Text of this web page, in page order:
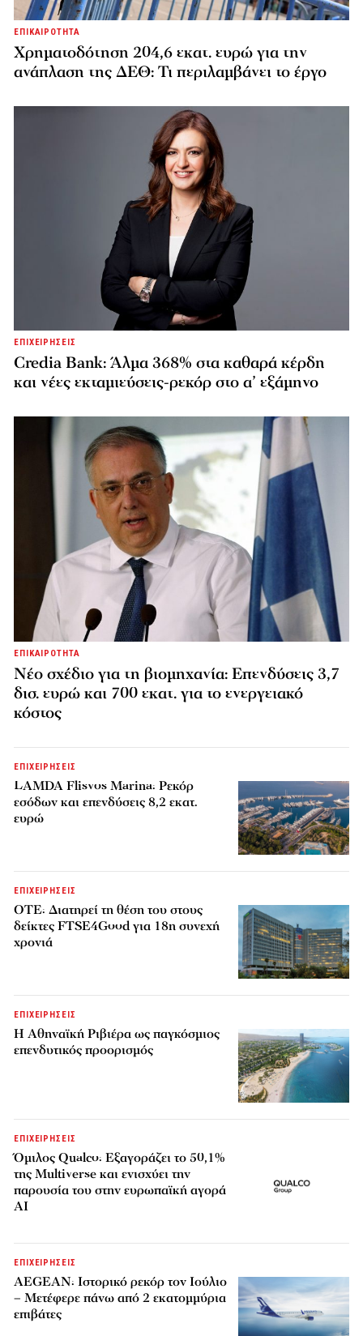
ΕΠΙΚΑΙΡΟΤΗΤΑ
Χρηματοδότηση 204,6 εκατ. ευρώ για την
ανάπλαση της ΔΕΘ: Τι περιλαμβάνει το έργο
ΕΠΙΧΕΙΡΗΣΕΙΣ
Credia Bank: Άλμα 368% στα καθαρά κέρδη
και νέες εκταμιεύσεις-ρεκόρ στο α’ εξάμηνο
ΕΠΙΚΑΙΡΟΤΗΤΑ
Νέο σχέδιο για τη βιομηχανία: Επενδύσεις 3,7
δισ. ευρώ και 700 εκατ. για το ενεργειακό
κόστος
ΕΠΙΧΕΙΡΗΣΕΙΣ
LAMDA Flisvos Marina: Ρεκόρ
εσόδων και επενδύσεις 8,2 εκατ.
ευρώ
ΕΠΙΧΕΙΡΗΣΕΙΣ
ΟΤΕ: Διατηρεί τη θέση του στους
δείκτες FTSE4Good για 18η συνεχή
χρονιά
ΕΠΙΧΕΙΡΗΣΕΙΣ
Η Αθηναϊκή Ριβιέρα ως παγκόσμιος
επενδυτικός προορισμός
ΕΠΙΧΕΙΡΗΣΕΙΣ
Όμιλος Qualco: Εξαγοράζει το 50,1%
της Multiverse και ενισχύει την
παρουσία του στην ευρωπαϊκή αγορά
AI
ΕΠΙΧΕΙΡΗΣΕΙΣ
AEGEAN: Ιστορικό ρεκόρ τον Ιούλιο
– Μετέφερε πάνω από 2 εκατομμύρια
επιβάτες